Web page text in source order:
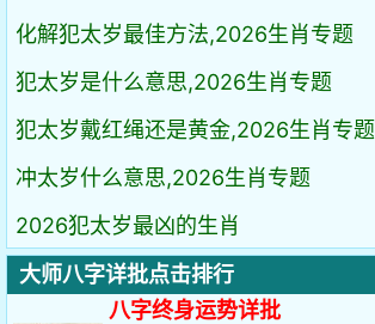
化解犯太岁最佳方法,2026生肖专题
犯太岁是什么意思,2026生肖专题
犯太岁戴红绳还是黄金,2026生肖专题
冲太岁什么意思,2026生肖专题
2026犯太岁最凶的生肖
大师八字详批点击排行
八字终身运势详批